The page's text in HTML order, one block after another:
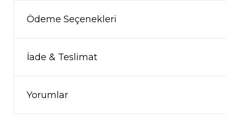
Ödeme Seçenekleri
İade & Teslimat
Yorumlar